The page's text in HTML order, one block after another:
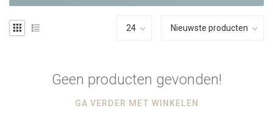
Geen producten gevonden!
GA VERDER MET WINKELEN